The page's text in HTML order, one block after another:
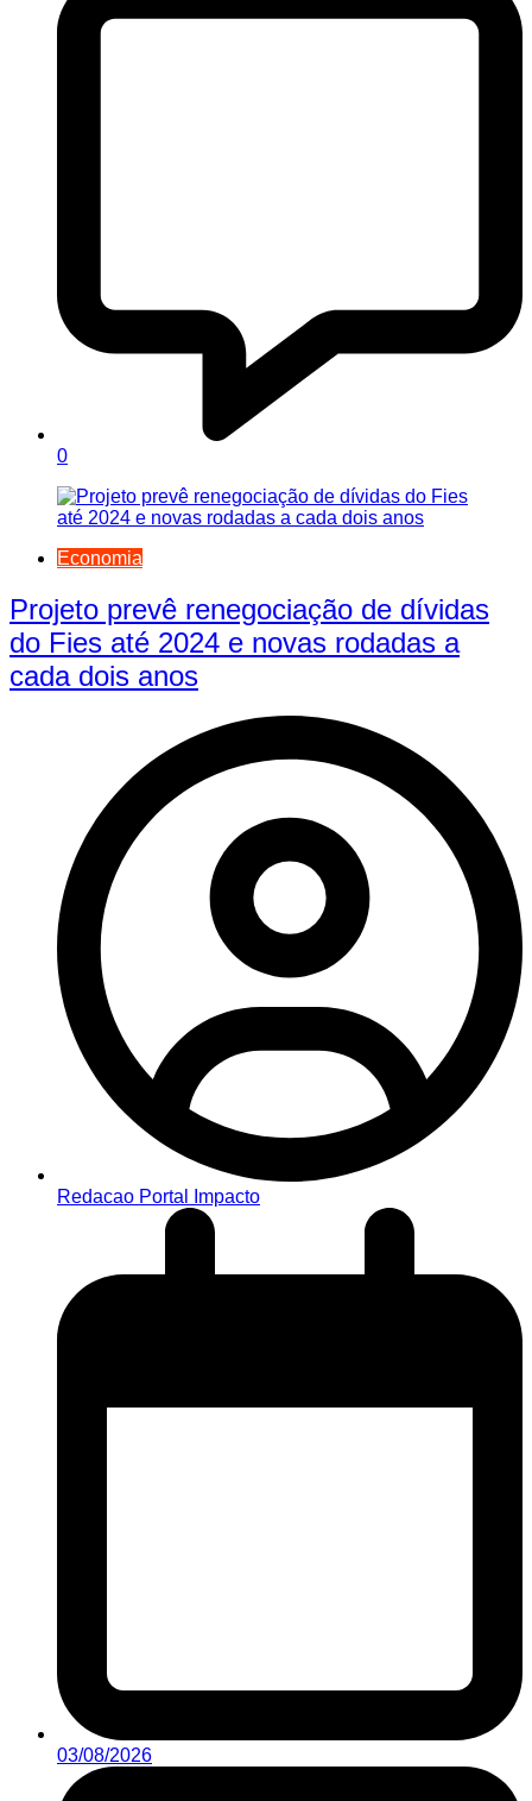
0
Economia
Projeto prevê renegociação de dívidas
do Fies até 2024 e novas rodadas a
cada dois anos
Redacao Portal Impacto
03/08/2026